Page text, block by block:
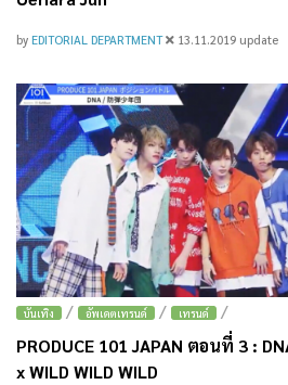
by EDITORIAL DEPARTMENT 13.11.2019 update
บันเทิง / อัพเดตเทรนด์ / เทรนด์ /
PRODUCE 101 JAPAN ตอนที่ 3 :
x WILD WILD WILD